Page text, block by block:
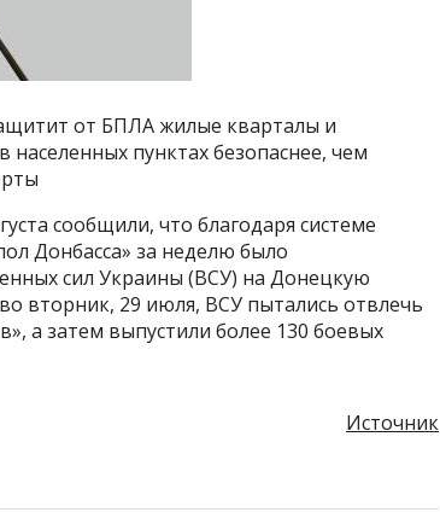
от БПЛА жилые кварталы и
пунктах безопаснее, чем
сообщили, что благодаря системе
Донбасса» за неделю было
сил Украины (ВСУ) на Донецкую
вторник, 29 июля, ВСУ пытались отвлечь
а затем выпустили более 130 боевых
Источник